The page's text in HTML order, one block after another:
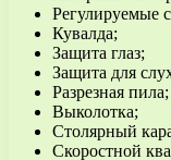
Регулируемые
Кувалда;
Защита глаз;
Защита для
Разрезная пила;
Выколотка;
Столярный
Скоростной